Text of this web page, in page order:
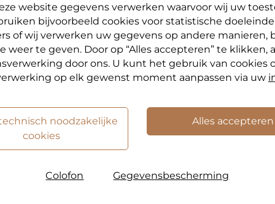
website gegevens verwerken waarvoor wij uw
bijvoorbeeld cookies voor statistische
of wij verwerken uw gegevens op andere manieren,
weer te geven. Door op “Alles accepteren” te klikken,
door ons. U kunt het gebruik van cookies
op elk gewenst moment aanpassen via uw
noodzakelijke
cookies
Alles accepteren
Colofon Gegevensbescherming
product naar het product